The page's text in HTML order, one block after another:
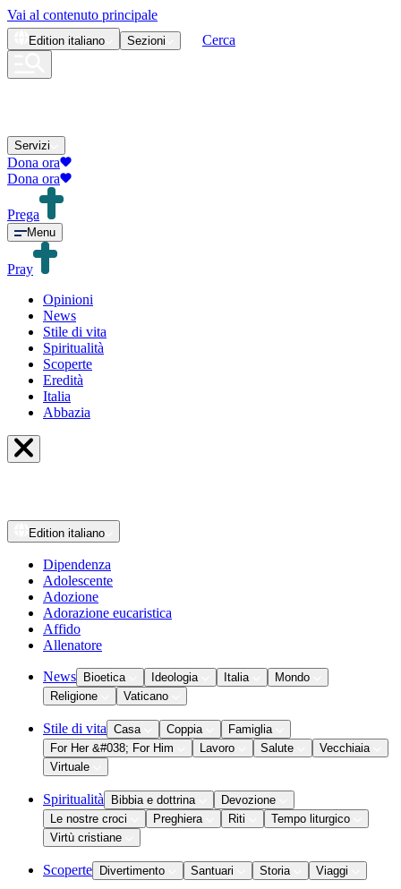
Vai al contenuto principale
Edition italiano Sezioni Cerca
Servizi
Dona ora
Dona ora
Prega
Menu
Pray
Opinioni
News
Stile di vita
Spiritualità
Scoperte
Eredità
Italia
Abbazia
Edition italiano
Dipendenza
Adolescente
Adozione
Adorazione eucaristica
Affido
Allenatore
News Bioetica Ideologia Italia
Mondo
Religione
Vaticano
Stile di vita Casa Coppia
Famiglia
For Her &#038; For Him
Lavoro Salute
Vecchiaia
Virtuale
Spiritualità Bibbia e dottrina
Devozione
Le nostre croci
Preghiera Riti
Tempo liturgico
Virtù cristiane
Scoperte Divertimento Santuari Storia Viaggi